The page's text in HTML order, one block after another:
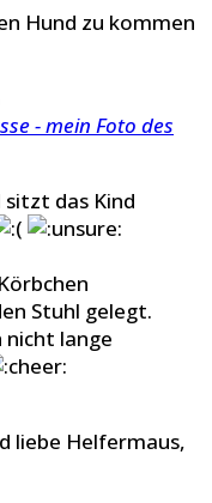
Hund zu kommen
- mein Foto des
sitzt das Kind
Stuhl gelegt.
nicht lange
liebe Helfermaus,